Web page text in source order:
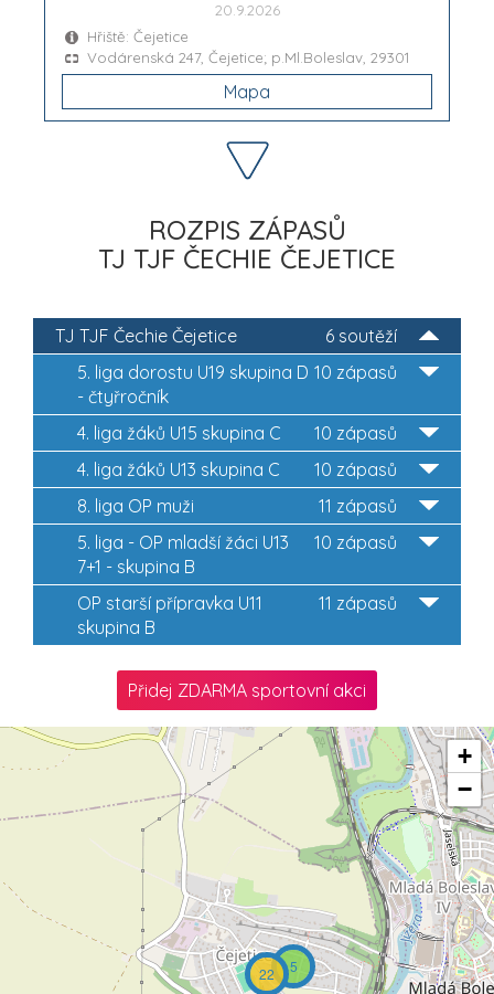
20.9.2026
Hřiště: Čejetice
Vodárenská 247, Čejetice; p.Ml.Boleslav, 29301
Mapa
ROZPIS ZÁPASŮ
TJ TJF ČECHIE ČEJETICE
6 soutěží
TJ TJF Čechie Čejetice
10 zápasů
5. liga dorostu U19 skupina D
- čtyřročník
10 zápasů
4. liga žáků U15 skupina C
10 zápasů
4. liga žáků U13 skupina C
11 zápasů
8. liga OP muži
10 zápasů
5. liga - OP mladší žáci U13
7+1 - skupina B
11 zápasů
OP starší přípravka U11
skupina B
Přidej ZDARMA sportovní akci
5
22
+
−